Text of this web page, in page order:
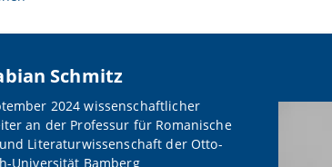
Schmitz
2024 wissenschaftlicher
an der Professur für Romanische
Literaturwissenschaft der Otto-
Universität Bamberg